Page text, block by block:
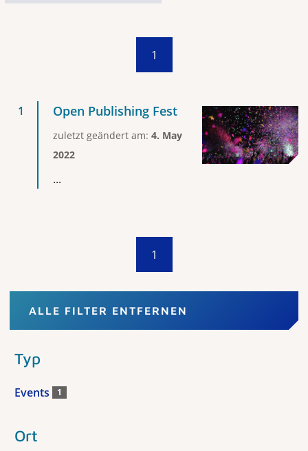
1
Open Publishing Fest
zuletzt geändert am: 4. May
2022
...
1
ALLE FILTER ENTFERNEN
Typ
Events 1
Ort